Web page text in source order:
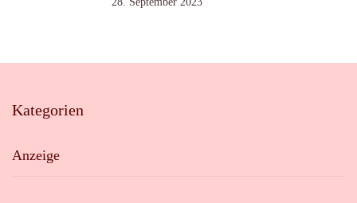
Kategorien
Anzeige